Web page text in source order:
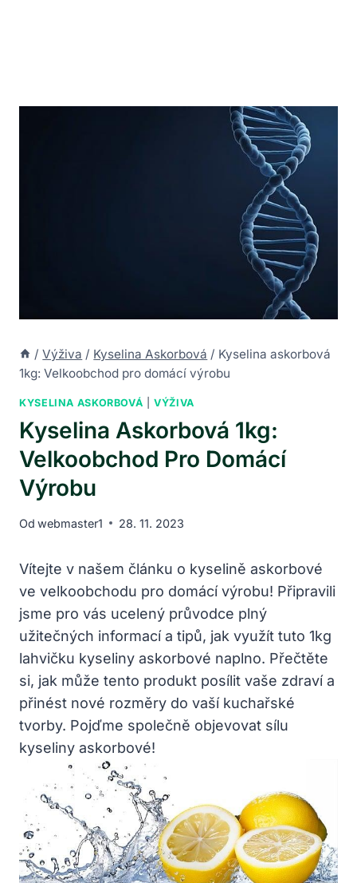
/ Výživa / Kyselina Askorbová / Kyselina askorbová
1kg: Velkoobchod pro domácí výrobu
KYSELINA ASKORBOVÁ |VÝŽIVA
Kyselina Askorbová 1kg:
Velkoobchod Pro Domácí
Výrobu
Od webmaster1 28. 11. 2023
Vítejte v našem článku o kyselině askorbové
ve velkoobchodu pro domácí výrobu! Připravili
jsme pro vás ucelený průvodce plný
užitečných informací a tipů, jak využít tuto 1kg
lahvičku kyseliny askorbové naplno. Přečtěte
si, jak může tento produkt posílit vaše zdraví a
přinést nové rozměry do vaší kuchařské
tvorby. Pojďme společně objevovat sílu
kyseliny askorbové!